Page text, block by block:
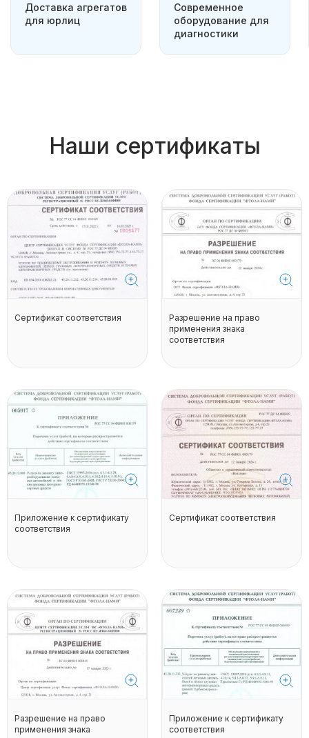
Доставка агрегатов
для юрлиц
Современное
оборудование для
диагностики
Наши сертификаты
Сертификат соответствия
Разрешение на право
применения знака
соответствия
Приложение к сертификату
соответствия
Сертификат соответствия
Разрешение на право
применения знака
Приложение к сертификату
соответствия